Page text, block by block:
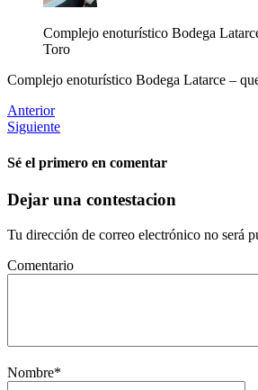
Complejo enoturístico Bodega
Toro
Complejo enoturístico Bodega Latarce –
Anterior
Siguiente
Sé el primero en comentar
Dejar una contestacion
Tu dirección de correo electrónico no será
Comentario
Nombre*